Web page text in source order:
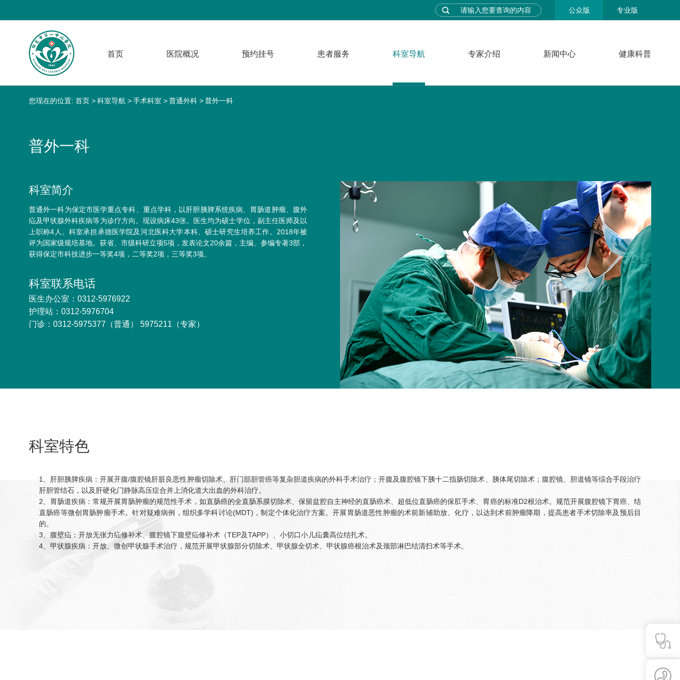
公众版 专业版
首页 医院概况 预约挂号 患者服务 科室导航 专家介绍 新闻中心 健康科普
您现在的位置: 首页 科室导航 手术科室 普通外科 普外一科
普外一科
科室简介
普通外一科为保定市医学重点专科、重点学科，以肝胆胰脾系统疾病、胃肠道肿瘤、腹外
疝及甲状腺外科疾病等为诊疗方向。现设病床43张。医生均为硕士学位，副主任医师及以
上职称4人。科室承担承德医学院及河北医科大学本科、硕士研究生培养工作。2018年被
评为国家级规培基地。获省、市级科研立项5项，发表论文20余篇，主编、参编专著3部，
获得保定市科技进步一等奖4项，二等奖2项，三等奖3项。
科室联系电话
医生办公室：0312-5976922
护理站：0312-5976704
门诊：0312-5975377（普通） 5975211（专家）
科室特色
1、肝胆胰脾疾病：开展开腹/腹腔镜肝脏良恶性肿瘤切除术、肝门部胆管癌等复杂胆道疾病的外科手术治疗；开腹及腹腔镜下胰十二指肠切除术、胰体尾切除术；腹腔镜、胆道镜等综合手段治疗
肝胆管结石，以及肝硬化门静脉高压症合并上消化道大出血的外科治疗。
2、胃肠道疾病：常规开展胃肠肿瘤的规范性手术，如直肠癌的全直肠系膜切除术、保留盆腔自主神经的直肠癌术、超低位直肠癌的保肛手术、胃癌的标准D2根治术。规范开展腹腔镜下胃癌、结
直肠癌等微创胃肠肿瘤手术。针对疑难病例，组织多学科讨论(MDT)，制定个体化治疗方案。开展胃肠道恶性肿瘤的术前新辅助放、化疗，以达到术前肿瘤降期，提高患者手术切除率及预后目
的。
3、腹壁疝：开放无张力疝修补术、腹腔镜下腹壁疝修补术（TEP及TAPP）、小切口小儿疝囊高位结扎术。
4、甲状腺疾病：开放、微创甲状腺手术治疗，规范开展甲状腺部分切除术、甲状腺全切术、甲状腺癌根治术及颈部淋巴结清扫术等手术。